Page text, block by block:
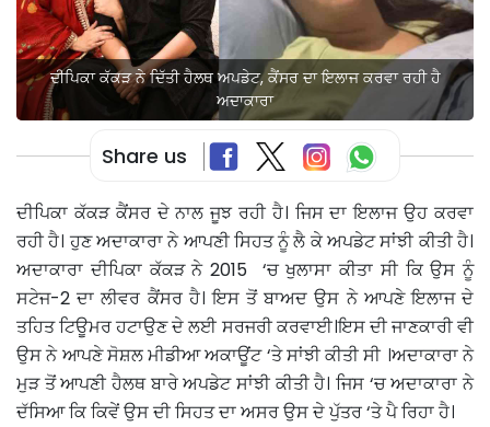
ਦੀਪਿਕਾ ਕੱਕੜ ਨੇ ਦਿੱਤੀ ਹੈਲਥ ਅਪਡੇਟ, ਕੈਂਸਰ ਦਾ ਇਲਾਜ ਕਰਵਾ ਰਹੀ ਹੈ
ਅਦਾਕਾਰਾ
Share us
ਦੀਪਿਕਾ ਕੱਕੜ ਕੈਂਸਰ ਦੇ ਨਾਲ ਜੂਝ ਰਹੀ ਹੈ। ਜਿਸ ਦਾ ਇਲਾਜ ਉਹ ਕਰਵਾ
ਰਹੀ ਹੈ। ਹੁਣ ਅਦਾਕਾਰਾ ਨੇ ਆਪਣੀ ਸਿਹਤ ਨੂੰ ਲੈ ਕੇ ਅਪਡੇਟ ਸਾਂਝੀ ਕੀਤੀ ਹੈ।
ਅਦਾਕਾਰਾ ਦੀਪਿਕਾ ਕੱਕੜ ਨੇ 2015 ‘ਚ ਖੁਲਾਸਾ ਕੀਤਾ ਸੀ ਕਿ ਉਸ ਨੂੰ
ਸਟੇਜ-2 ਦਾ ਲੀਵਰ ਕੈਂਸਰ ਹੈ। ਇਸ ਤੋਂ ਬਾਅਦ ਉਸ ਨੇ ਆਪਣੇ ਇਲਾਜ ਦੇ
ਤਹਿਤ ਟਿਊਮਰ ਹਟਾਉਣ ਦੇ ਲਈ ਸਰਜਰੀ ਕਰਵਾਈ।ਇਸ ਦੀ ਜਾਣਕਾਰੀ ਵੀ
ਉਸ ਨੇ ਆਪਣੇ ਸੋਸ਼ਲ ਮੀਡੀਆ ਅਕਾਊਂਟ ‘ਤੇ ਸਾਂਝੀ ਕੀਤੀ ਸੀ ।ਅਦਾਕਾਰਾ ਨੇ
ਮੁੜ ਤੋਂ ਆਪਣੀ ਹੈਲਥ ਬਾਰੇ ਅਪਡੇਟ ਸਾਂਝੀ ਕੀਤੀ ਹੈ। ਜਿਸ ‘ਚ ਅਦਾਕਾਰਾ ਨੇ
ਦੱਸਿਆ ਕਿ ਕਿਵੇਂ ਉਸ ਦੀ ਸਿਹਤ ਦਾ ਅਸਰ ਉਸ ਦੇ ਪੁੱਤਰ ‘ਤੇ ਪੈ ਰਿਹਾ ਹੈ।